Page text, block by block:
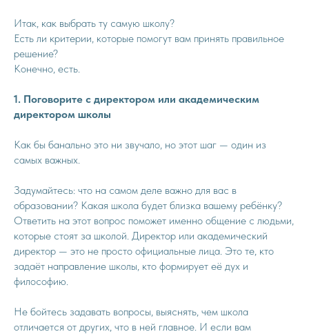
Итак, как выбрать ту самую школу?
Есть ли критерии, которые помогут вам принять правильное
решение?
Конечно, есть.
1. Поговорите с директором или академическим
директором школы
Как бы банально это ни звучало, но этот шаг — один из
самых важных.
Задумайтесь: что на самом деле важно для вас в
образовании? Какая школа будет близка вашему ребёнку?
Ответить на этот вопрос поможет именно общение с людьми,
которые стоят за школой. Директор или академический
директор — это не просто официальные лица. Это те, кто
задаёт направление школы, кто формирует её дух и
философию.
Не бойтесь задавать вопросы, выяснять, чем школа
отличается от других, что в ней главное. И если вам